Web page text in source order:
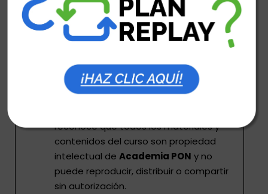
nuestra red social Instagram para
poder asignarle uno de los Cupos
Replay.
Uso autorizado: El estudiante debe
utilizar el Plan Replay solo para fines
personales y no comerciales.
reconoce que todos los materiales y
contenidos del curso son propiedad
intelectual de Academia PON y no
puede reproducir, distribuir o compartir
sin autorización.